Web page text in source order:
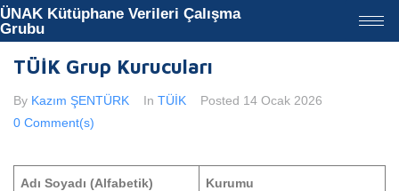
ÜNAK Kütüphane Verileri Çalışma
Grubu
TÜİK Grup Kurucuları
By Kazım ŞENTÜRK In TÜİK Posted 14 Ocak 2026
0 Comment(s)
Adı Soyadı (Alfabetik) Kurumu